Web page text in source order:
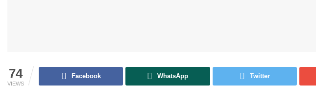
74
VIEWS
Facebook WhatsApp Twitter